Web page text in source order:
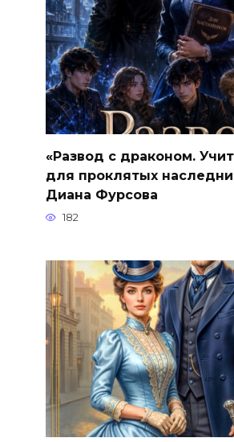
«Развод с драконом.
для проклятых
Диана Фурсова
182